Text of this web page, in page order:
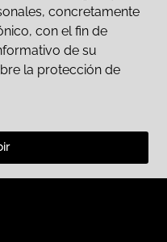
concretamente
con el fin de
de su
la protección de